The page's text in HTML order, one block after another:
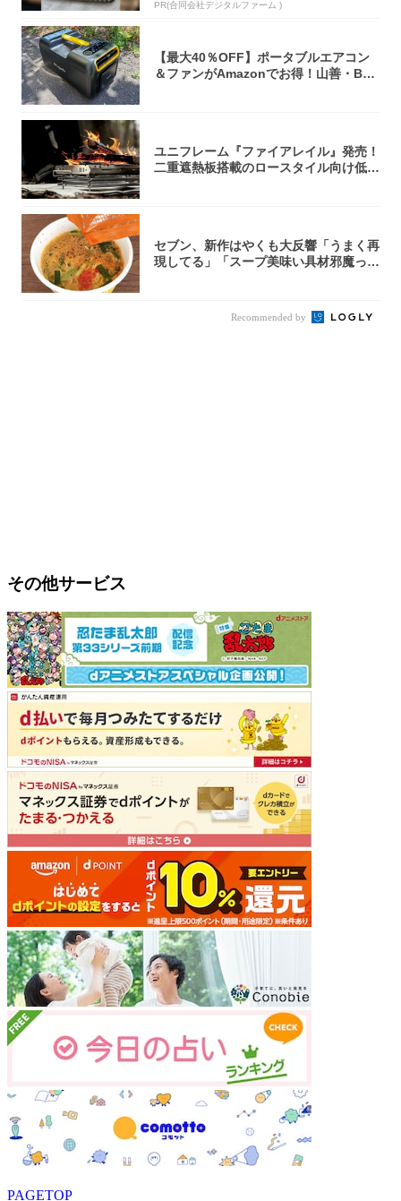
PR(合同会社デジタルファーム )
【最大40％OFF】ポータブルエアコン
＆ファンがAmazonでお得！山善・Bo
ユニフレーム『ファイアレイル』発売！
二重遮熱板搭載のロースタイル向け低型
セブン、新作はやくも大反響「うまく再
現してる」「スープ美味い具材邪魔って
Recommended by
その他サービス
PAGETOP